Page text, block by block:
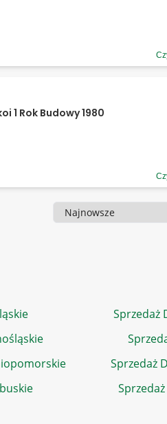
1 Rok Budowy 1980
Sortowanie
Sprzedaż
Sprzedaż